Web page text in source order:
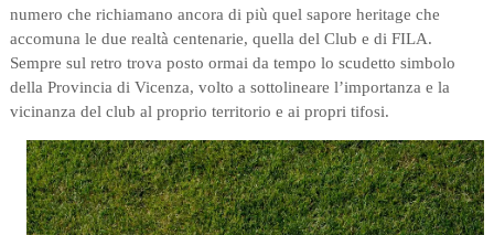
numero che richiamano ancora di più quel sapore heritage che
accomuna le due realtà centenarie, quella del Club e di FILA.
Sempre sul retro trova posto ormai da tempo lo scudetto simbolo
della Provincia di Vicenza, volto a sottolineare l’importanza e la
vicinanza del club al proprio territorio e ai propri tifosi.